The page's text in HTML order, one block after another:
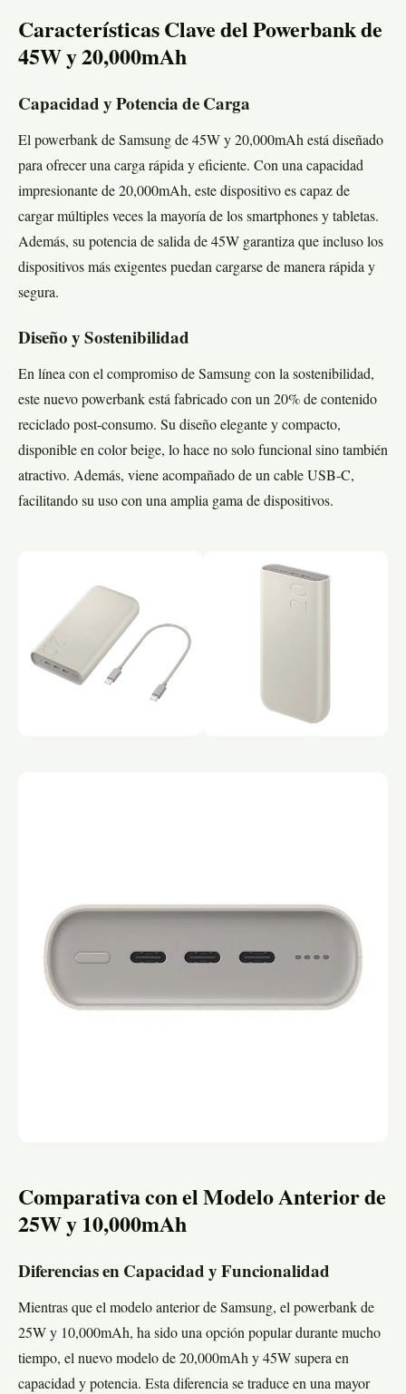
Características Clave del Powerbank de
45W y 20,000mAh
Capacidad y Potencia de Carga
El powerbank de Samsung de 45W y 20,000mAh está diseñado
para ofrecer una carga rápida y eficiente. Con una capacidad
impresionante de 20,000mAh, este dispositivo es capaz de
cargar múltiples veces la mayoría de los smartphones y tabletas.
Además, su potencia de salida de 45W garantiza que incluso los
dispositivos más exigentes puedan cargarse de manera rápida y
segura.
Diseño y Sostenibilidad
En línea con el compromiso de Samsung con la sostenibilidad,
este nuevo powerbank está fabricado con un 20% de contenido
reciclado post-consumo. Su diseño elegante y compacto,
disponible en color beige, lo hace no solo funcional sino también
atractivo. Además, viene acompañado de un cable USB-C,
facilitando su uso con una amplia gama de dispositivos.
Comparativa con el Modelo Anterior de
25W y 10,000mAh
Diferencias en Capacidad y Funcionalidad
Mientras que el modelo anterior de Samsung, el powerbank de
25W y 10,000mAh, ha sido una opción popular durante mucho
tiempo, el nuevo modelo de 20,000mAh y 45W supera en
capacidad y potencia. Esta diferencia se traduce en una mayor